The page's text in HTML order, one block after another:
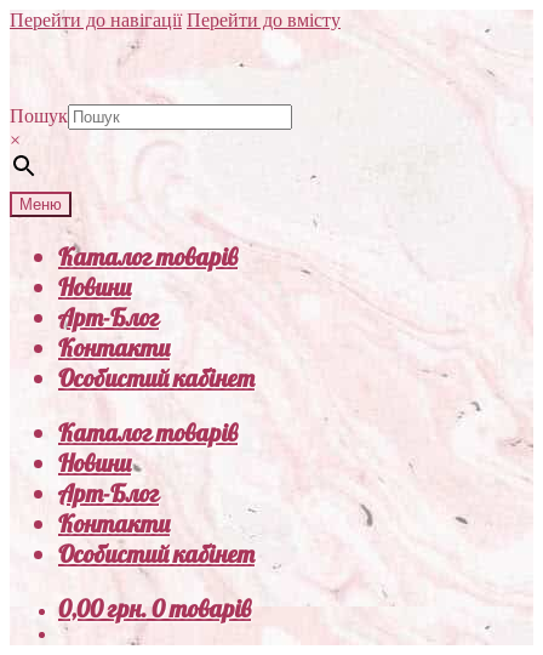
Перейти до навігації Перейти до вмісту
Пошук
×
Меню
Каталог товарів
Новини
Арт-Блог
Контакти
Особистий кабінет
Каталог товарів
Новини
Арт-Блог
Контакти
Особистий кабінет
0,00грн.0 товарів